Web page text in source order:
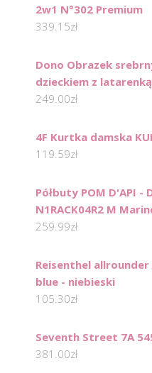
2w1 N°302 Premium
339.15zł
Dono Obrazek
dzieckiem z
249.00zł
4F Kurtka damska
119.59zł
Półbuty POM D'API -
N1RACK04R2 M
259.99zł
Reisenthel
blue - niebieski
105.30zł
Seventh Street 7A
381.00zł